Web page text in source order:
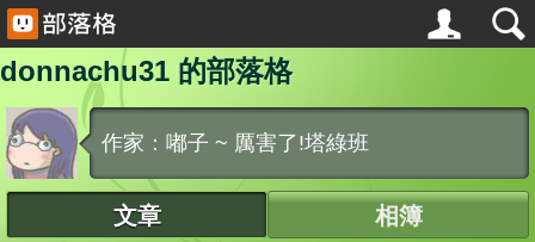
donnachu31 的部落格
作家：嘟子 ~ 厲害了!塔綠班
文章 相簿